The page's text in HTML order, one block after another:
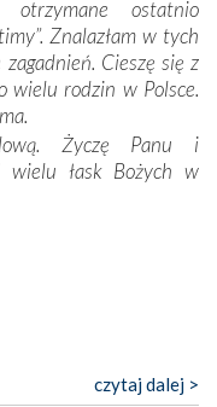
prawdy
opowieści
i wodzach,
losach grzesznych
Fatimy reprezentanci
uczestnik
Zdzisław – już 94.
w duchową treść
codziennego
ostatnio
Znalazłam w tych
Cieszę się z
wielu rodzin w Polsce.
Życzę Panu i
wielu łask Bożych w
szanuję. Redagujecie
czytaj dalej >